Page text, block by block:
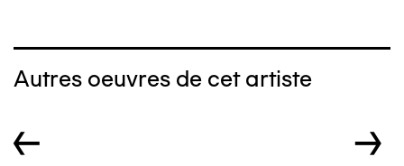
Autres oeuvres de cet artiste
← →